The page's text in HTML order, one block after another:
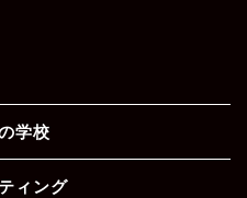
学校
ィング